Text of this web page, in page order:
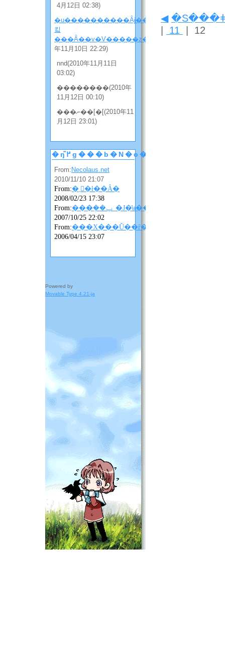
4月12日 02:38)
�u���̖�������Ȃɉ����
킯
���Ȃ��v�V�����z���̂Q
年11月10日 22:29)
nnd(2010年11月11日
03:02)
��������(2010年
11月12日 00:10)
���ނ��[�[(2010年11
月12日 23:01)
�ŋ߂̃g���b�N�o�b�N
From: Necolaus.net
2010/11/10 21:07
From:
�܂񂴂�ł��Ȃ�
2008/02/23 17:38
From:
���݂��ݐ_�J�̓ʉ��ɂ��ɂ��
2007/10/25 22:02
From:���X���Ǔ��ȓ��L
2006/04/15 23:07
Powered by
Movable Type 4.21-ja
◀
11 | 12